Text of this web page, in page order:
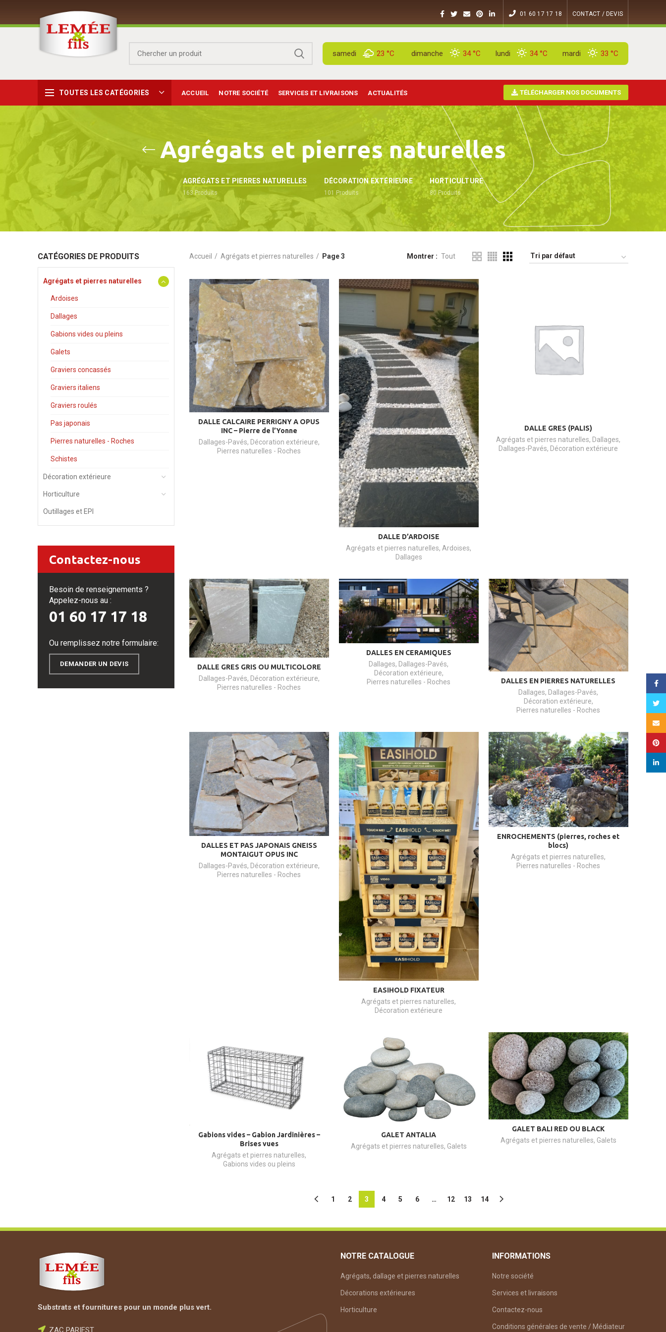
01 60 17 17 18 CONTACT / DEVIS
samedi 23 °C dimanche 34 °C lundi 34 °C mardi 33 °C
TOUTES LES CATÉGORIES ACCUEIL NOTRE SOCIÉTÉ SERVICES ET LIVRAISONS ACTUALITÉS TÉLÉCHARGER NOS DOCUMENTS
Agrégats et pierres naturelles
AGRÉGATS ET PIERRES NATURELLES
163 Produits
DÉCORATION EXTÉRIEURE
101 Produits
HORTICULTURE
80 Produits
CATÉGORIES DE PRODUITS
Agrégats et pierres naturelles
Ardoises
Dallages
Gabions vides ou pleins
Galets
Graviers concassés
Graviers italiens
Graviers roulés
Pas japonais
Pierres naturelles - Roches
Schistes
Décoration extérieure
Horticulture
Outillages et EPI
Contactez-nous
Besoin de renseignements ?
Appelez-nous au :
01 60 17 17 18
Ou remplissez notre formulaire:
DEMANDER UN DEVIS
Accueil Agrégats et pierres naturelles Page 3 Montrer Tout
DALLE CALCAIRE PERRIGNY A OPUS
INC – Pierre de l’Yonne
Dallages-Pavés, Décoration extérieure,
Pierres naturelles - Roches
DALLE D’ARDOISE
Agrégats et pierres naturelles,Ardoises,
Dallages
DALLE GRES (PALIS)
Agrégats et pierres naturelles, Dallages,
Dallages-Pavés, Décoration extérieure
DALLE GRES GRIS OU MULTICOLORE
Dallages-Pavés, Décoration extérieure,
Pierres naturelles - Roches
DALLES EN CERAMIQUES
Dallages, Dallages-Pavés,
Décoration extérieure,
Pierres naturelles - Roches
DALLES EN PIERRES NATURELLES
Dallages, Dallages-Pavés,
Décoration extérieure,
Pierres naturelles - Roches
DALLES ET PAS JAPONAIS GNEISS
MONTAIGUT OPUS INC
Dallages-Pavés, Décoration extérieure,
Pierres naturelles - Roches
EASIHOLD FIXATEUR
Agrégats et pierres naturelles,
Décoration extérieure
ENROCHEMENTS (pierres, roches et
blocs)
Agrégats et pierres naturelles,
Pierres naturelles - Roches
Gabions vides – Gabion Jardinières –
Brises vues
Agrégats et pierres naturelles,
Gabions vides ou pleins
GALET ANTALIA
Agrégats et pierres naturelles, Galets
GALET BALI RED OU BLACK
Agrégats et pierres naturelles, Galets
1 2 3 4 5 6 … 12 13 14
Substrats et fournitures pour un monde plus vert.
ZAC PARIEST
NOTRE CATALOGUE
Agrégats, dallage et pierres naturelles
Décorations extérieures
Horticulture
INFORMATIONS
Notre société
Services et livraisons
Contactez-nous
Conditions générales de vente / Médiateur
Email